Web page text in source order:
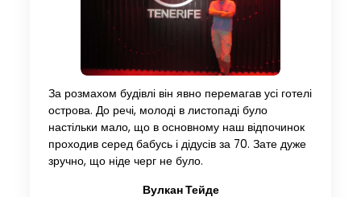
За розмахом будівлі він явно перемагав усі готелі
острова. До речі, молоді в листопаді було
настільки мало, що в основному наш відпочинок
проходив серед бабусь і дідусів за 70. Зате дуже
зручно, що ніде черг не було.
Вулкан Тейде